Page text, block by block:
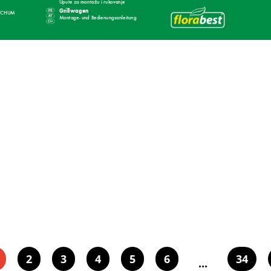
®
Upute za montažu i rukovanje
Grillwagen
  Montage-
und Bedienungsanleitung
2 3 4 5 6 ... 34